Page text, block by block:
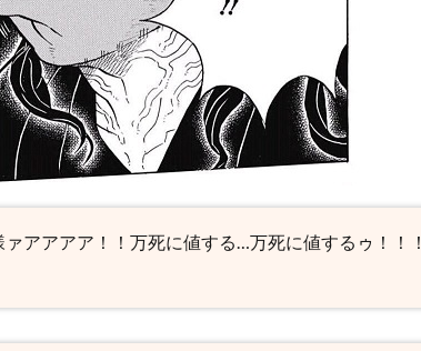
アアアア！！万死に値する…万死に値するゥ！！！